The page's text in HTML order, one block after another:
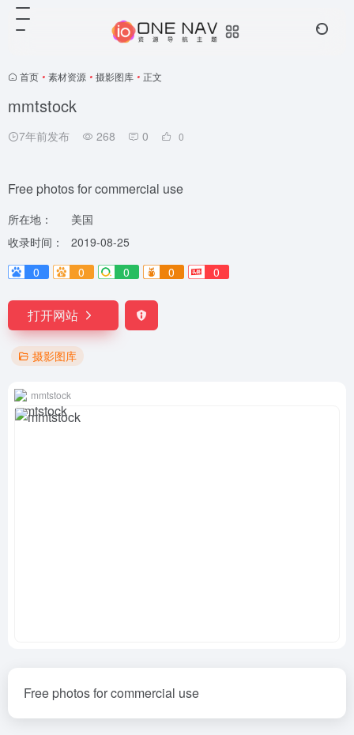
首页 • 素材资源 • 摄影图库 • 正文
mmtstock
7年前发布 268 0 0
Free photos for commercial use
所在地：
美国
收录时间：
2019-08-25
0
0 0 0 0
打开网站
摄影图库
mmtstock
Free photos for commercial use